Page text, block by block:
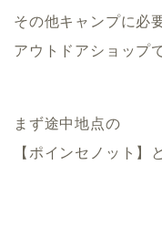
その他キャンプに必
アウトドアショップ
まず途中地点の
【ポインセノット】